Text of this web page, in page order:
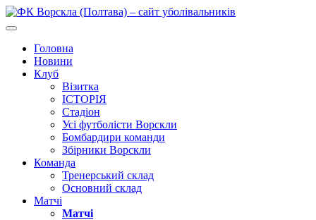
Головна
Новини
Клуб
Візитка
ІСТОРІЯ
Стадіон
Усі футболісти Ворскли
Бомбардири команди
Збірники Ворскли
Команда
Тренерський склад
Основний склад
Матчі
Матчі